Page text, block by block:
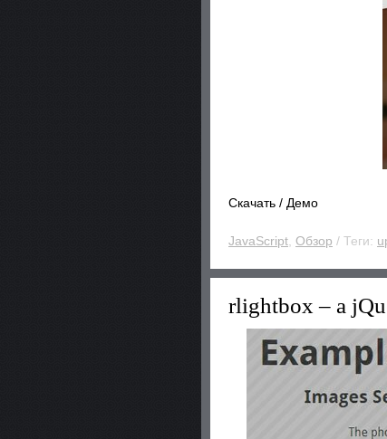
Скачать / Демо
JavaScript Обзор / Теги:
rlightbox – a